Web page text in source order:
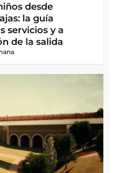
desde
la guía
servicios y a
de la salida